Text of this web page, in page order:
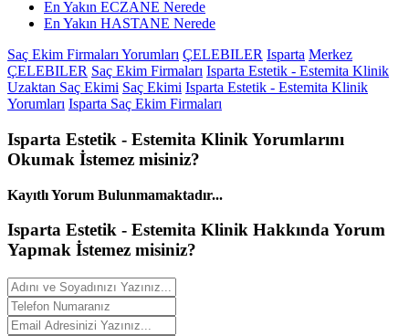
En Yakın ECZANE Nerede
En Yakın HASTANE Nerede
Saç Ekim Firmaları Yorumları ÇELEBILER Isparta Merkez
ÇELEBILER Saç Ekim Firmaları Isparta Estetik - Estemita Klinik
Uzaktan Saç Ekimi Saç Ekimi Isparta Estetik - Estemita Klinik
Yorumları Isparta Saç Ekim Firmaları
Isparta Estetik - Estemita Klinik Yorumlarını
Okumak İstemez misiniz?
Kayıtlı Yorum Bulunmamaktadır...
Isparta Estetik - Estemita Klinik HakkındaYorum
Yapmak İstemez misiniz?